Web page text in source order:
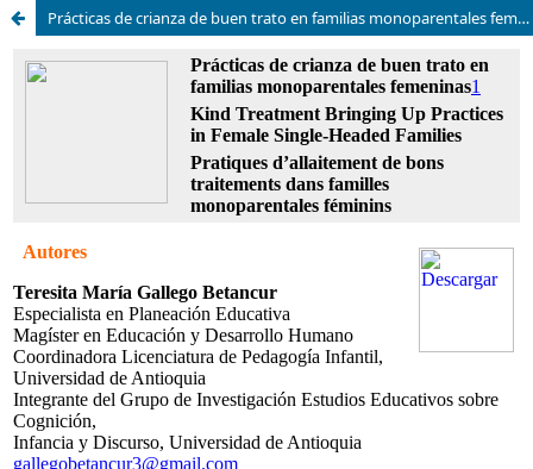
Prácticas de crianza de buen trato en familias monoparentales femeninas